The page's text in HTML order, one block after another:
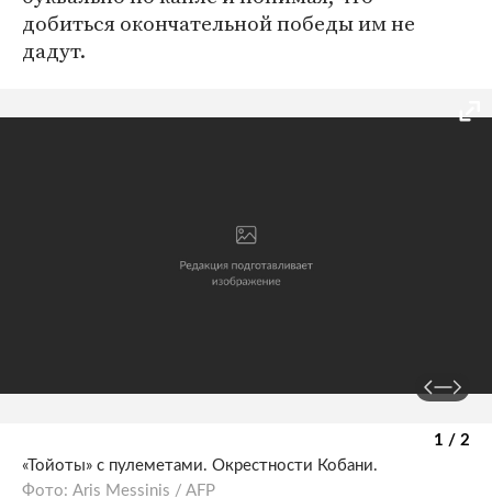
добиться окончательной победы им не
дадут.
1 / 2
«Тойоты» с пулеметами. Окрестности Кобани.
Фото: Aris Messinis / AFP